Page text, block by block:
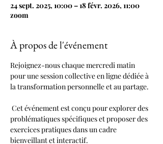
24 sept. 2025, 10:00 – 18 févr. 2026, 11:00
zoom
À propos de l'événement
Rejoignez-nous chaque mercredi matin
pour une session collective en ligne dédiée à
la transformation personnelle et au partage.
Cet événement est conçu pour explorer des
problématiques spécifiques et proposer des
exercices pratiques dans un cadre
bienveillant et interactif.